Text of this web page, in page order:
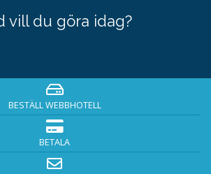
vill du göra idag?
BESTÄLL WEBBHOTELL
BETALA